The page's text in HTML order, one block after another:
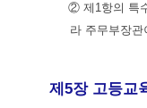
② 제1항의 특
라 주무부장
제5장 고등교